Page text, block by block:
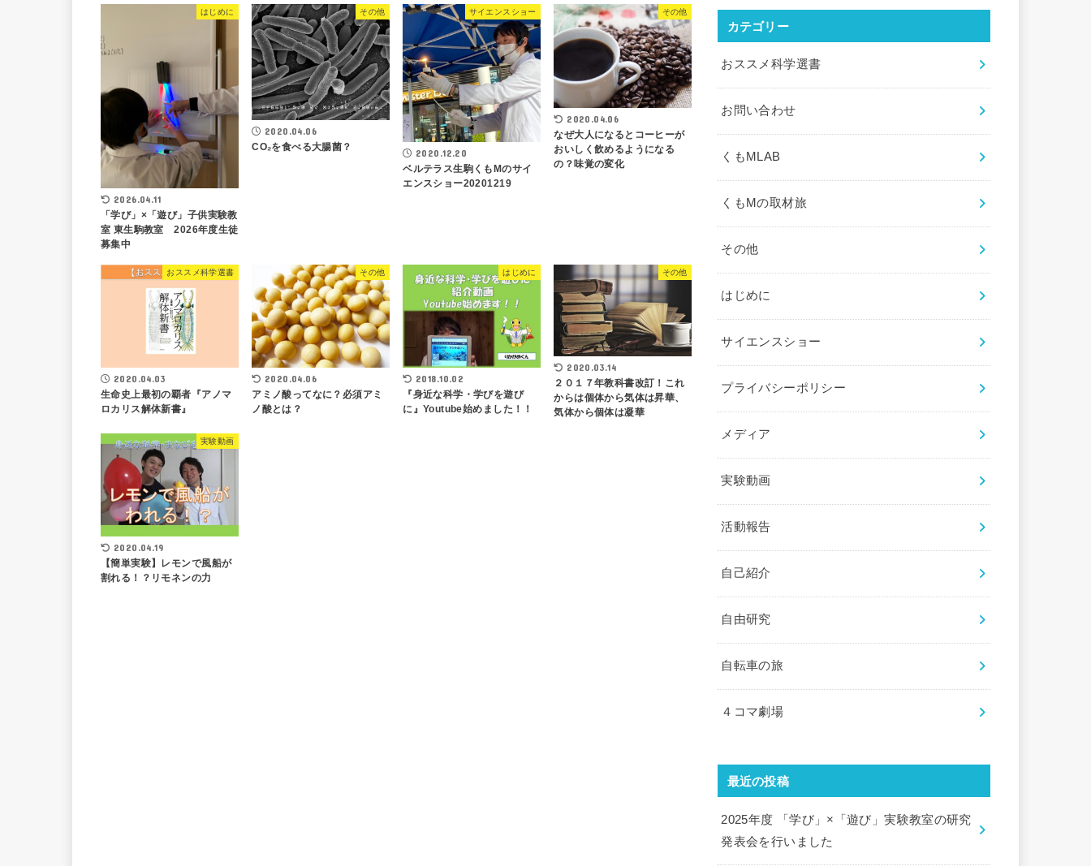
はじめに
2026.04.11
「学び」×「遊び」子供実験教
室 東生駒教室 2026年度生徒
募集中
その他
2020.04.06
CO₂を食べる大腸菌？
サイエンスショー
2020.12.20
ベルテラス生駒くもMのサイ
エンスショー20201219
その他
2020.04.06
なぜ大人になるとコーヒーが
おいしく飲めるようになる
の？味覚の変化
おススメ科学選書
2020.04.03
生命史上最初の覇者『アノマ
ロカリス解体新書』
その他
2020.04.06
アミノ酸ってなに？必須アミ
ノ酸とは？
はじめに
2018.10.02
『身近な科学・学びを遊び
に』Youtube始めました！！
その他
2020.03.14
２０１７年教科書改訂！これ
からは個体から気体は昇華、
気体から個体は凝華
実験動画
2020.04.19
【簡単実験】レモンで風船が
割れる！？リモネンの力
カテゴリー
おススメ科学選書
お問い合わせ
くもMLAB
くもMの取材旅
その他
はじめに
サイエンスショー
プライバシーポリシー
メディア
実験動画
活動報告
自己紹介
自由研究
自転車の旅
４コマ劇場
最近の投稿
2025年度 「学び」×「遊び」実験教室の研究
発表会を行いました